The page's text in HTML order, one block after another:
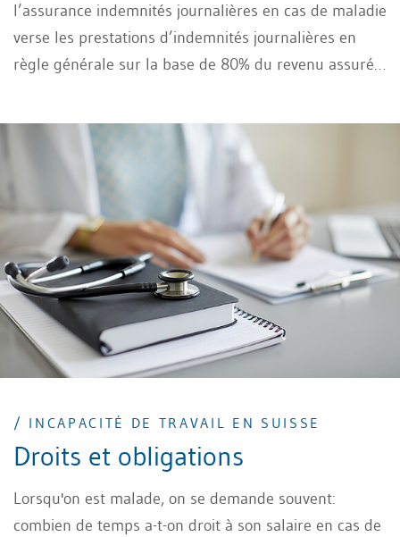
l’assurance indemnités journalières en cas de maladie
verse les prestations d’indemnités journalières en
règle générale sur la base de 80% du revenu assuré
/ INCAPACITÉ DE TRAVAIL EN SUISSE
Droits et obligations
Lorsqu'on est malade, on se demande souvent:
combien de temps a-t-on droit à son salaire en cas de